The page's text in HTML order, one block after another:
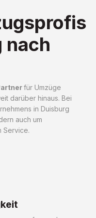
nach
für Umzüge
darüber hinaus. Bei
in Duisburg
auch um
Service.